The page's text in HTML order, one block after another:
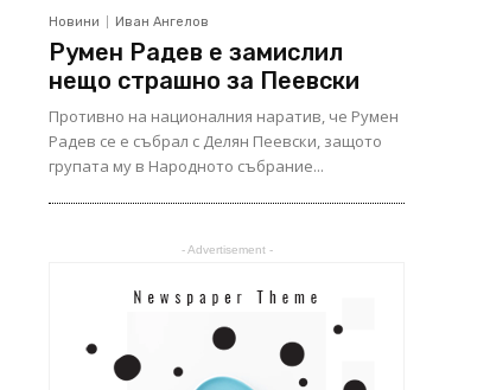
Новини Иван Ангелов
Румен Радев е замислил
нещо страшно за Пеевски
Противно на националния наратив, че Румен
Радев се е събрал с Делян Пеевски, защото
групата му в Народното събрание...
- Advertisement -